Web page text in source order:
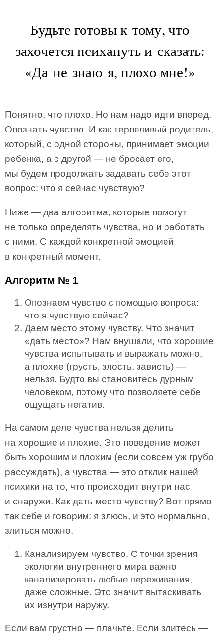
Будьте готовы к тому, что
захочется психануть и сказать:
«Да не знаю я, плохо мне!»
Понятно, что плохо. Но нам надо идти вперед.
Опознать чувство. И как терпеливый родитель,
который, с одной стороны, принимает эмоции
ребенка, а с другой — не бросает его,
мы будем продолжать задавать себе этот
вопрос: что я сейчас чувствую?
Ниже — два алгоритма, которые помогут
не только определять чувства, но и работать
с ними. С каждой конкретной эмоцией
в конкретный момент.
Алгоритм № 1
Опознаем чувство с помощью вопроса:
что я чувствую сейчас?
Даем место этому чувству. Что значит
«дать место»? Нам внушали, что хорошие
чувства испытывать и выражать можно,
а плохие (грусть, злость, зависть) —
нельзя. Будто вы становитесь дурным
человеком, потому что позволяете себе
ощущать негатив.
На самом деле чувства нельзя делить
на хорошие и плохие. Это поведение может
быть хорошим и плохим (если совсем уж грубо
рассуждать), а чувства — это отклик нашей
психики на то, что происходит внутри нас
и снаружи. Как дать место чувству? Вот прямо
так себе и говорим: я злюсь, и это нормально,
злиться можно.
Канализируем чувство. С точки зрения
экологии внутреннего мира важно
канализировать любые переживания,
даже сложные. Это значит вытаскивать
их изнутри наружу.
Если вам грустно — плачьте. Если злитесь —